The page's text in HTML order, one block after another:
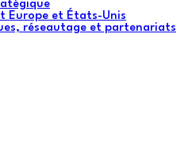
Europe et États-Unis
réseautage et partenariats